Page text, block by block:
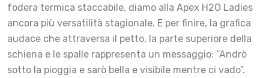
fodera termica staccabile, diamo alla Apex H2O Ladies
ancora più versatilità stagionale. E per finire, la grafica
audace che attraversa il petto, la parte superiore della
schiena e le spalle rappresenta un messaggio: “Andrò
sotto la pioggia e sarò bella e visibile mentre ci vado”.